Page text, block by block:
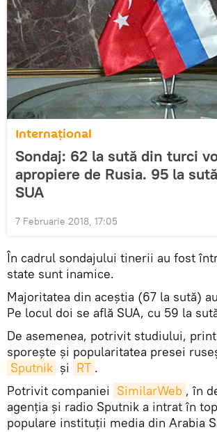
Internaţional
Sondaj: 62 la sută din turci
apropiere de Rusia. 95 la
SUA
7 Februarie 2018, 17:05
În cadrul sondajului tinerii au fost
state sunt inamice.
Majoritatea din aceștia (67 la sută)
Pe locul doi se află SUA, cu 59 la
De asemenea, potrivit studiului,
sporește și popularitatea presei
Sputnik și RT .
Potrivit companiei SimilarWeb , în
agenția și radio Sputnik a intrat în
populare instituții media din Arabia